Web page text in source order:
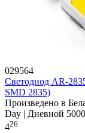
029564
Светодиод AR-
SMD 2835)
Произведено в
Day | Дневной
426